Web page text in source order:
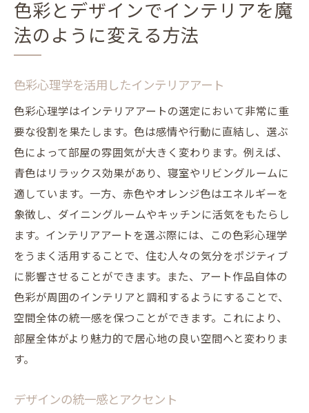
色彩とデザインでインテリアを魔
法のように変える方法
色彩心理学を活用したインテリアアート
色彩心理学はインテリアアートの選定において非常に重
要な役割を果たします。色は感情や行動に直結し、選ぶ
色によって部屋の雰囲気が大きく変わります。例えば、
青色はリラックス効果があり、寝室やリビングルームに
適しています。一方、赤色やオレンジ色はエネルギーを
象徴し、ダイニングルームやキッチンに活気をもたらし
ます。インテリアアートを選ぶ際には、この色彩心理学
をうまく活用することで、住む人々の気分をポジティブ
に影響させることができます。また、アート作品自体の
色彩が周囲のインテリアと調和するようにすることで、
空間全体の統一感を保つことができます。これにより、
部屋全体がより魅力的で居心地の良い空間へと変わりま
す。
デザインの統一感とアクセント